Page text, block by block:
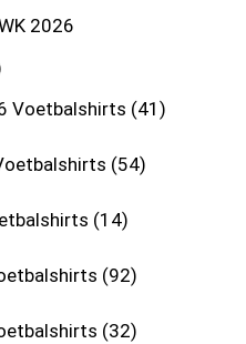
2026
Voetbalshirts 41
54
14
92
32